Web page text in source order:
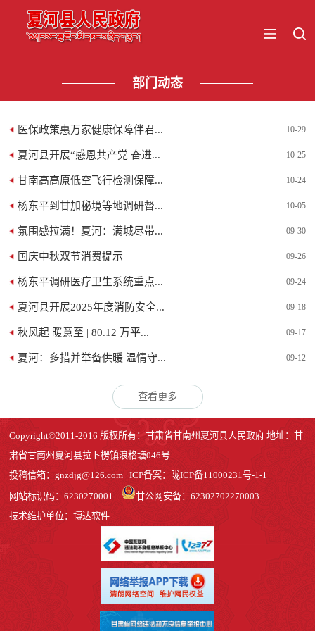
部门动态
10-29
医保政策惠万家健康保障伴君...
10-25
夏河县开展“感恩共产党 奋进...
10-24
甘南高高原低空飞行检测保障...
10-05
杨东平到甘加秘境等地调研督...
09-30
氛围感拉满！夏河：满城尽带...
09-26
国庆中秋双节消费提示
09-24
杨东平调研医疗卫生系统重点...
09-18
夏河县开展2025年度消防安全...
09-17
秋风起 暖意至 | 80.12 万平...
09-12
夏河：多措并举备供暖 温情守...
查看更多
Copyright©2011-2016 版权所有：甘肃省甘南州夏河县人民政府 地址：甘
肃省甘南州夏河县拉卜楞镇浪格塘046号
投稿信箱：gnzdjg@126.com ICP备案： 陇ICP备11000231号-1-1
网站标识码：6230270001
甘公网安备：62302702270003
技术维护单位：博达软件